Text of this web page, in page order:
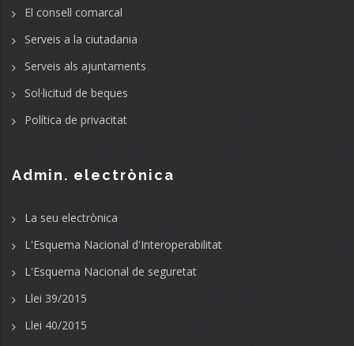
El consell comarcal
Serveis a la ciutadania
Serveis als ajuntaments
Sol·licitud de beques
Política de privacitat
Admin. electrònica
La seu electrònica
L'Esquema Nacional d'Interoperabilitat
L'Esquema Nacional de seguretat
Llei 39/2015
Llei 40/2015